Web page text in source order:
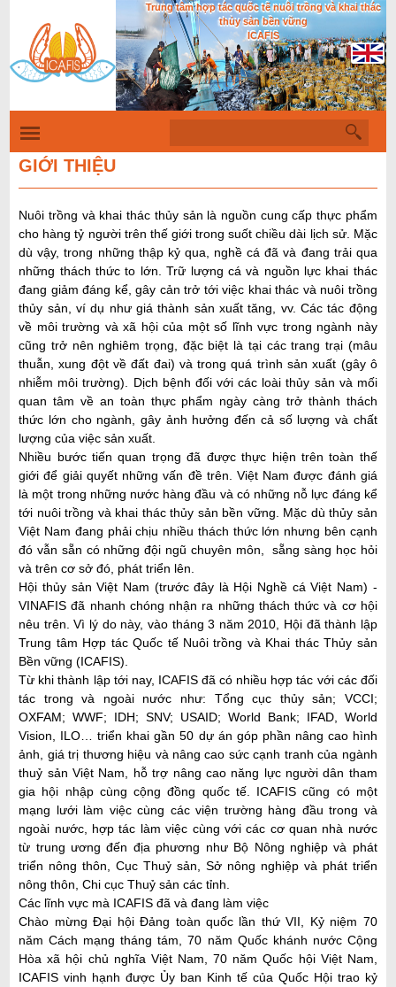
Nhảy
đến
nội
dung
Trung tâm hợp tác quốc tế nuôi trồng và khai thác
thủy sản bền vững
ICAFIS
i
m
ẫ
u
t
ì
m
k
i
ế
m
ì
i
m
GIỚI THIỆU
Nuôi trồng và khai thác thủy sản là nguồn cung cấp thực phẩm
cho hàng tỷ người trên thế giới trong suốt chiều dài lịch sử. Mặc
dù vậy, trong những thập kỷ qua, nghề cá đã và đang trải qua
những thách thức to lớn. Trữ lượng cá và nguồn lực khai thác
đang giảm đáng kể, gây cản trở tới việc khai thác và nuôi trồng
thủy sản, ví dụ như giá thành sản xuất tăng, vv. Các tác động
về môi trường và xã hội của một số lĩnh vực trong ngành này
cũng trở nên nghiêm trọng, đặc biệt là tại các trang trại (mâu
thuẫn, xung đột về đất đai) và trong quá trình sản xuất (gây ô
nhiễm môi trường). Dịch bệnh đối với các loài thủy sản và mối
quan tâm về an toàn thực phẩm ngày càng trở thành thách
thức lớn cho ngành, gây ảnh hưởng đến cả số lượng và chất
lượng của việc sản xuất.
Nhiều bước tiến quan trọng đã được thực hiện trên toàn thế
giới để giải quyết những vấn đề trên. Việt Nam được đánh giá
là một trong những nước hàng đầu và có những nỗ lực đáng kể
tới nuôi trồng và khai thác thủy sản bền vững. Mặc dù thủy sản
Việt Nam đang phải chịu nhiều thách thức lớn nhưng bên cạnh
đó vẫn sẵn có những đội ngũ chuyên môn, sẵng sàng học hỏi
và trên cơ sở đó, phát triển lên.
Hội thủy sản Việt Nam (trước đây là Hội Nghề cá Việt Nam) -
VINAFIS đã nhanh chóng nhận ra những thách thức và cơ hội
nêu trên. Vì lý do này, vào tháng 3 năm 2010, Hội đã thành lập
Trung tâm Hợp tác Quốc tế Nuôi trồng và Khai thác Thủy sản
Bền vững (ICAFIS).
Từ khi thành lập tới nay, ICAFIS đã có nhiều hợp tác với các đối
tác trong và ngoài nước như: Tổng cục thủy sản; VCCI;
OXFAM; WWF; IDH; SNV; USAID; World Bank; IFAD, World
Vision, ILO… triển khai gần 50 dự án góp phần nâng cao hình
ảnh, giá trị thương hiệu và nâng cao sức cạnh tranh của ngành
thuỷ sản Việt Nam, hỗ trợ nâng cao năng lực người dân tham
gia hội nhập cùng cộng đồng quốc tế. ICAFIS cũng có một
mạng lưới làm việc cùng các viện trường hàng đầu trong và
ngoài nước, hợp tác làm việc cùng với các cơ quan nhà nước
từ trung ương đến địa phương như Bộ Nông nghiệp và phát
triển nông thôn, Cục Thuỷ sản, Sở nông nghiệp và phát triển
nông thôn, Chi cục Thuỷ sản các tỉnh.
Các lĩnh vực mà ICAFIS đã và đang làm việc
Chào mừng Đại hội Đảng toàn quốc lần thứ VII, Kỷ niệm 70
năm Cách mạng tháng tám, 70 năm Quốc khánh nước Cộng
Hòa xã hội chủ nghĩa Việt Nam, 70 năm Quốc hội Việt Nam,
ICAFIS vinh hạnh được Ủy ban Kinh tế của Quốc Hội trao kỷ